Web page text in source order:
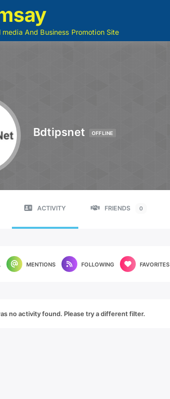
media And Business Promotion Site
Bdtipsnet OFFLINE
ACTIVITY FRIENDS 0
MENTIONS FOLLOWING FAVORITES
no activity found. Please try a different filter.